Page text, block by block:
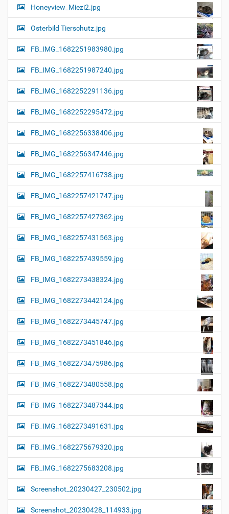
Honeyview_Miezi2.jpg
Osterbild Tierschutz.jpg
FB_IMG_1682251983980.jpg
FB_IMG_1682251987240.jpg
FB_IMG_1682252291136.jpg
FB_IMG_1682252295472.jpg
FB_IMG_1682256338406.jpg
FB_IMG_1682256347446.jpg
FB_IMG_1682257416738.jpg
FB_IMG_1682257421747.jpg
FB_IMG_1682257427362.jpg
FB_IMG_1682257431563.jpg
FB_IMG_1682257439559.jpg
FB_IMG_1682273438324.jpg
FB_IMG_1682273442124.jpg
FB_IMG_1682273445747.jpg
FB_IMG_1682273451846.jpg
FB_IMG_1682273475986.jpg
FB_IMG_1682273480558.jpg
FB_IMG_1682273487344.jpg
FB_IMG_1682273491631.jpg
FB_IMG_1682275679320.jpg
FB_IMG_1682275683208.jpg
Screenshot_20230427_230502.jpg
Screenshot_20230428_114933.jpg